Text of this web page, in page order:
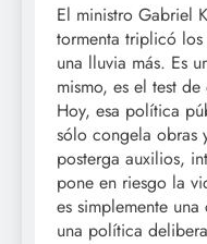
El ministro Gabriel
tormenta triplicó
una lluvia más. Es
mismo, es el test
Hoy, esa política
sólo congela obras
posterga auxilios,
pone en riesgo la
es simplemente
una política